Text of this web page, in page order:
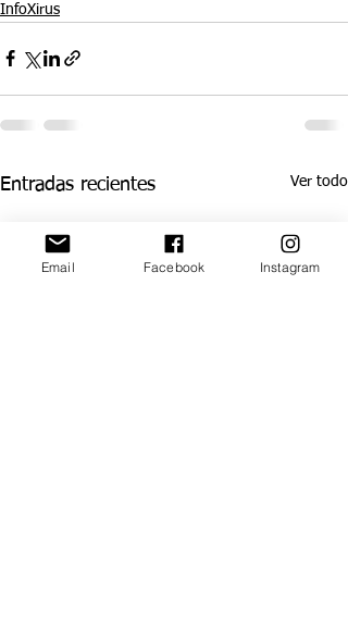
InfoXirus
Entradas recientes Ver todo
Email Facebook Instagram